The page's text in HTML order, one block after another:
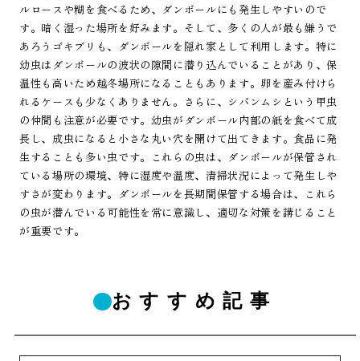
ルロースや糊を食べるため、ダンボールにも発生しやすいので
す。暗く湿った場所を好みます。そして、多くの人が最も嫌うで
あろうゴキブリも、ダンボールを隠れ家として利用します。特に
幼虫はダンボールの波状の隙間に潜り込んでいることがあり、保
温性も高いため越冬場所になることもあります。卵を産み付けら
れるケースも少なくありません。さらに、シバンムシという甲虫
の仲間も注意が必要です。幼虫がダンボール内部の紙を食べて成
長し、成虫になると小さな丸い穴を開けて出てきます。食品に発
生することも多い虫です。これらの虫は、ダンボールが保管され
ている場所の環境、特に湿度や温度、清掃状況によって発生しや
すさが変わります。ダンボールを長期間保管する場合は、これら
の虫が潜んでいる可能性を常に意識し、適切な対策を講じること
が重要です。
おすすめ記事